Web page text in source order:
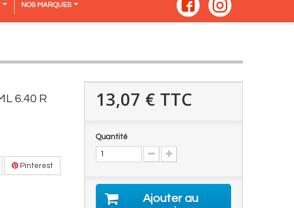
NOS MARQUES
6.40 R
Pinterest
13,07 € TTC
Quantité
Ajouter au